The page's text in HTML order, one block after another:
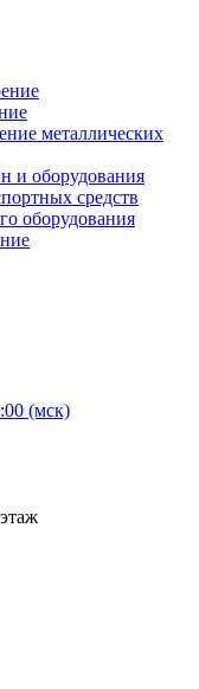
металлических
и оборудования
средств
оборудования
(мск)